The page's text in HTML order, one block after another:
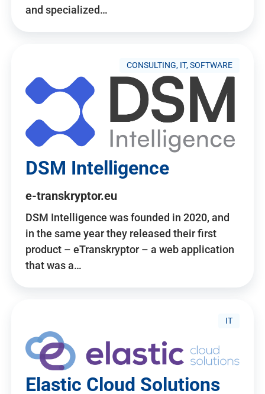
and specialized…
CONSULTING, IT, SOFTWARE
DSM Intelligence
e-transkryptor.eu
DSM Intelligence was founded in 2020, and
in the same year they released their first
product – eTranskryptor – a web application
that was a…
IT
Elastic Cloud Solutions